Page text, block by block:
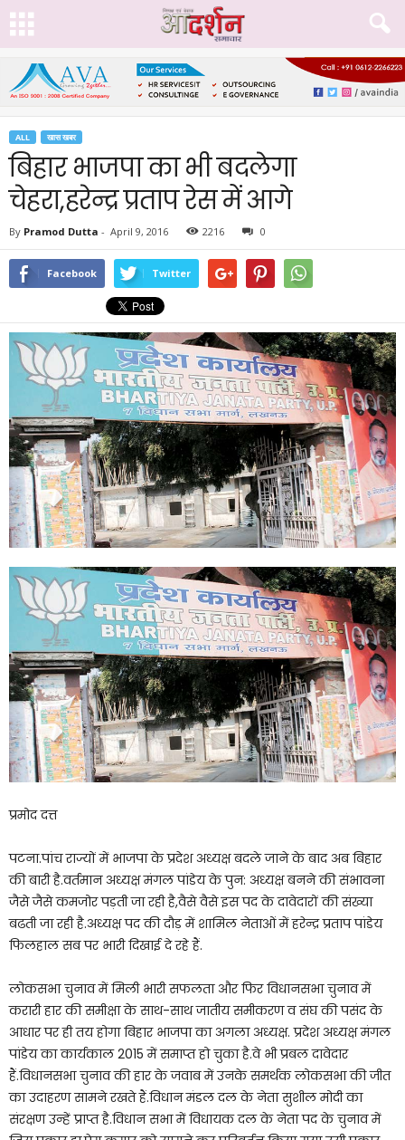
ALL खास खबर
बिहार भाजपा का भी बदलेगा
चेहरा,हरेन्द्र प्रताप रेस में आगे
By Pramod Dutta - April 9, 2016 2216 0
Facebook Twitter
प्रमोद दत्त
पटना.पांच राज्यों में भाजपा के प्रदेश अध्यक्ष बदले जाने के बाद अब बिहार
की बारी है.वर्तमान अध्यक्ष मंगल पांडेय के पुन: अध्यक्ष बनने की संभावना
जैसे जैसे कमजोर पड़ती जा रही है,वैसे वैसे इस पद के दावेदारों की संख्या
बढती जा रही है.अध्यक्ष पद की दौड़ में शामिल नेताओं में हरेन्द्र प्रताप पांडेय
फिलहाल सब पर भारी दिखाई दे रहे हैं.
लोकसभा चुनाव में मिली भारी सफलता और फिर विधानसभा चुनाव में
करारी हार की समीक्षा के साथ-साथ जातीय समीकरण व संघ की पसंद के
आधार पर ही तय होगा बिहार भाजपा का अगला अध्यक्ष. प्रदेश अध्यक्ष मंगल
पांडेय का कार्यकाल 2015 में समाप्त हो चुका है.वे भी प्रबल दावेदार
हैं.विधानसभा चुनाव की हार के जवाब में उनके समर्थक लोकसभा की जीत
का उदाहरण सामने रखते हैं.विधान मंडल दल के नेता सुशील मोदी का
संरक्षण उन्हें प्राप्त है.विधान सभा में विधायक दल के नेता पद के चुनाव में